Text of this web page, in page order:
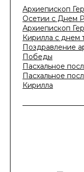
Архиепископ
Осетии с Днем
Архиепископ
Кирилла с днем
Поздравление
Победы
Пасхальное
Пасхальное
Кирилла